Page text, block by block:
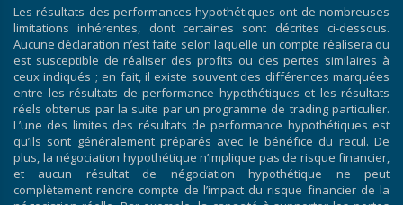
Les résultats des performances hypothétiques ont de nombreuses
limitations inhérentes, dont certaines sont décrites ci-dessous.
Aucune déclaration n’est faite selon laquelle un compte réalisera ou
est susceptible de réaliser des profits ou des pertes similaires à
ceux indiqués ; en fait, il existe souvent des différences marquées
entre les résultats de performance hypothétiques et les résultats
réels obtenus par la suite par un programme de trading particulier.
L’une des limites des résultats de performance hypothétiques est
qu’ils sont généralement préparés avec le bénéfice du recul. De
plus, la négociation hypothétique n’implique pas de risque financier,
et aucun résultat de négociation hypothétique ne peut
complètement rendre compte de l’impact du risque financier de la